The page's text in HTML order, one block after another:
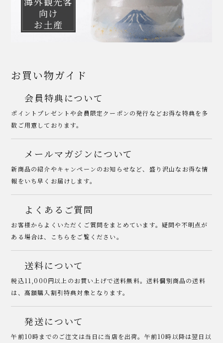
向け
お土産
お買い物ガイド
会員特典について
ポイントプレゼントや会員限定クーポンの発行などお得な特典を多
数ご用意しております。
メールマガジンについて
新商品の紹介やキャンペーンのお知らせなど、盛り沢山なお得な情
報をいち早くお届けします。
よくあるご質問
お客様からよくいただくご質問をまとめています。疑問や不明点が
ある場合は、こちらをご覧ください。
送料について
税込11,000円以上のお買い上げで送料無料。送料個別商品の送料
は、高額購入割引特典対象となります。
発送について
午前10時までのご注文は当日に当店を出荷。午前10時以降は翌日以